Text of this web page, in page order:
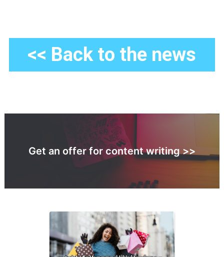
<< Back to the news
Get an offer for content writing >>